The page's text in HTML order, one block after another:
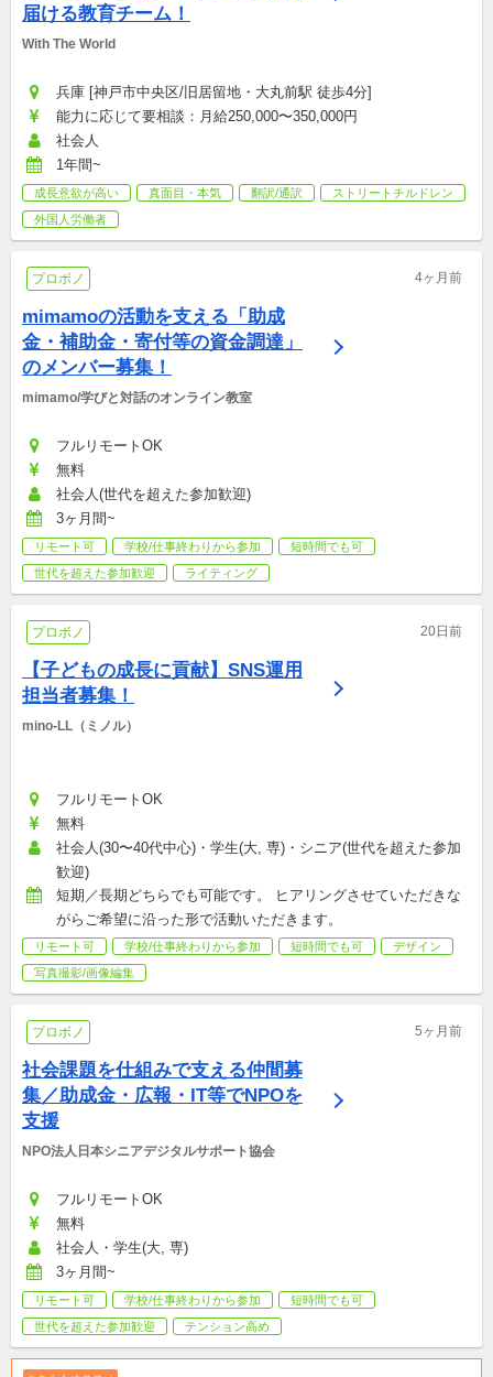
届ける教育チーム！
With The World
兵庫 [神戸市中央区/旧居留地・大丸前駅 徒歩4分]
能力に応じて要相談：月給250,000〜350,000円
社会人
1年間~
成長意欲が高い 真面目・本気 翻訳/通訳
ストリートチルドレン
外国人労働者
プロボノ 4ヶ月前
mimamoの活動を支える「助成
金・補助金・寄付等の資金調達」
のメンバー募集！
mimamo/学びと対話のオンライン教室
フルリモートOK
無料
社会人(世代を超えた参加歓迎)
3ヶ月間~
リモート可 学校/仕事終わりから参加
短時間でも可
世代を超えた参加歓迎
ライティング
プロボノ 20日前
【子どもの成長に貢献】SNS運用
担当者募集！
mino-LL（ミノル）
フルリモートOK
無料
社会人(30〜40代中心)・学生(大, 専)・シニア(世代を超えた参加
歓迎)
短期／長期どちらでも可能です。 ヒアリングさせていただきな
がらご希望に沿った形で活動いただきます。
リモート可 学校/仕事終わりから参加 短時間でも可
デザイン
写真撮影/画像編集
プロボノ 5ヶ月前
社会課題を仕組みで支える仲間募
集／助成金・広報・IT等でNPOを
支援
NPO法人日本シニアデジタルサポート協会
フルリモートOK
無料
社会人・学生(大, 専)
3ヶ月間~
リモート可 学校/仕事終わりから参加
短時間でも可
世代を超えた参加歓迎
テンション高め